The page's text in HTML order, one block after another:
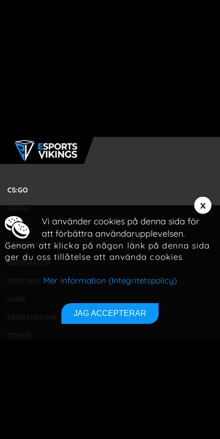
CS:GO
DOTA2
LOL
STARCRAFT 2
OVERWATCH
Vi använder cookies på denna sida för
att förbättra användarupplevelsen.
Genom att klicka på någon länk på denna sida
ger du oss tillåtelse att använda cookies
Mer information (Integritetspolicy)
JAG ACCEPTERAR
x